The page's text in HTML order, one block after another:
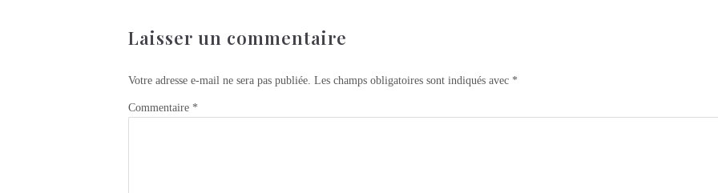
Laisser un commentaire
Votre adresse e-mail ne sera pas publiée. Les champs obligatoires sont indiqués avec *
Commentaire *